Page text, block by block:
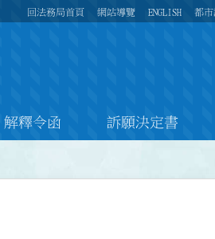
回法務局首頁 網站導覽 ENGLISH 都市
解釋令函 訴願決定書